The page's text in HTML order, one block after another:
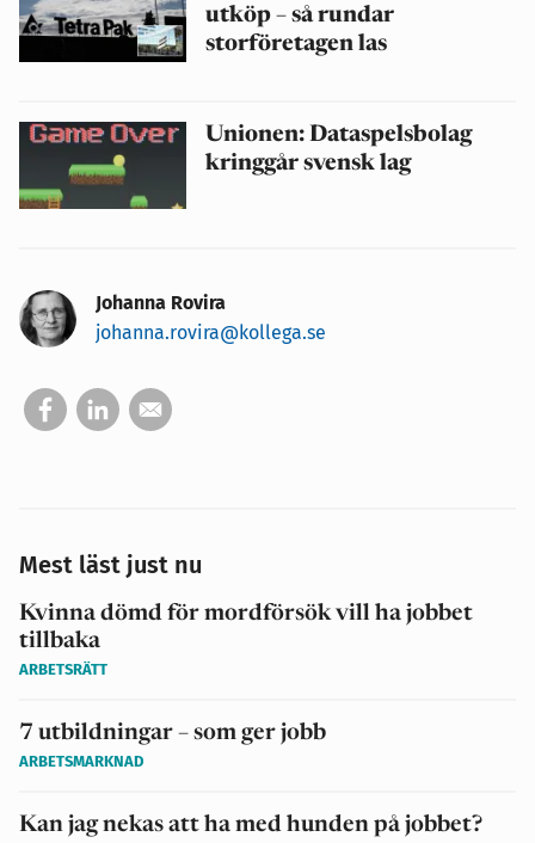
utköp – så rundar
storföretagen las
Unionen: Dataspelsbolag
kringgår svensk lag
Johanna Rovira
johanna.rovira@kollega.se
Mest läst just nu
Kvinna dömd för mordförsök vill ha jobbet
tillbaka
ARBETSRÄTT
7 utbildningar – som ger jobb
ARBETSMARKNAD
Kan jag nekas att ha med hunden på jobbet?